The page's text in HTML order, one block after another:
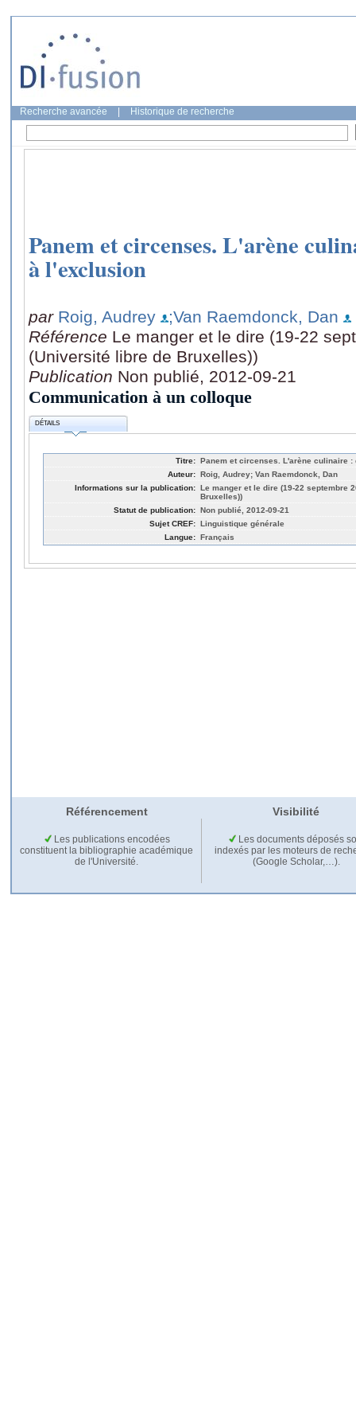
Recherche avancée Historique de recherche
Panem et circenses. L'arène
à l'exclusion
par Roig, Audrey
;Van Raemdonck, Dan
Référence Le manger et le dire (19-22
(Université libre de Bruxelles))
Publication Non publié, 2012-09-21
Communication à un colloque
DÉTAILS
Titre: Panem et circenses. L'arène culinaire
Auteur: Roig, Audrey; Van Raemdonck, Dan
Informations sur la publication: Le manger et le dire (19-22 septembre
Bruxelles))
Statut de publication: Non publié, 2012-09-21
Sujet CREF: Linguistique générale
Langue: Français
Référencement Visibilité
Les publications encodées
constituent la bibliographie académique
de l'Université.
Les documents déposés
indexés par les moteurs de
(Google Scholar,…).